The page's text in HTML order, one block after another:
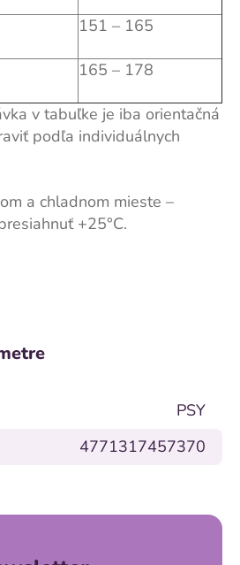
151 – 165
165 – 178
v tabuľke je iba orientačná
podľa individuálnych
a chladnom mieste –
+25°C.
PSY
4771317457370